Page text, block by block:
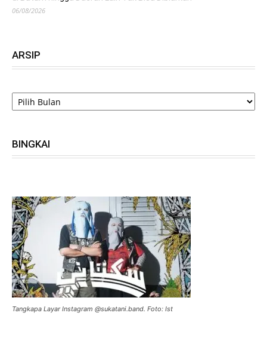
06/08/2026
ARSIP
ARSIP
BINGKAI
Tangkapa Layar Instagram @sukatani.band. Foto: Ist